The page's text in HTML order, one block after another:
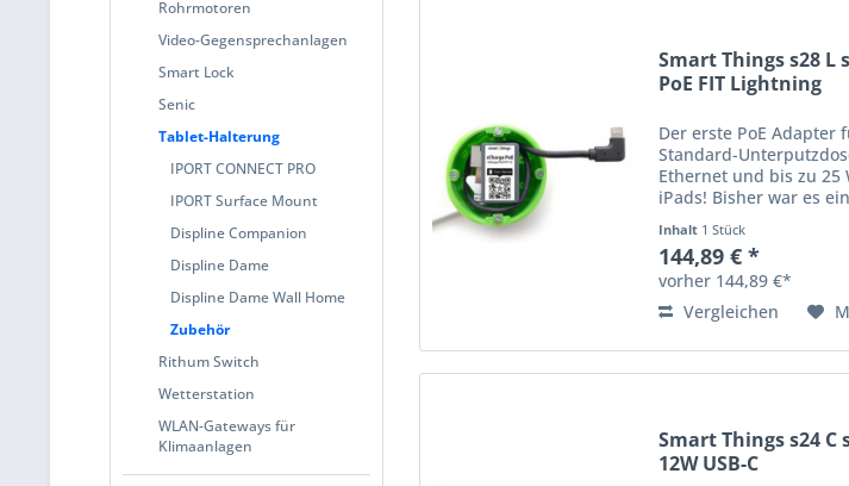
Rohrmotoren
Video-Gegensprechanlagen
Smart Lock
Senic
Tablet-Halterung
IPORT CONNECT PRO
IPORT Surface Mount
Displine Companion
Displine Dame
Displine Dame Wall Home
Zubehör
Rithum Switch
Wetterstation
WLAN-Gateways für
Klimaanlagen
Smart Things s28 L
PoE FIT Lightning
Der erste PoE Adapter
Standard-
Ethernet und bis zu 25
iPads! Bisher war es ein
Adapter/Splitter
normale Unterputzdose.
Adapter nach
plus)...
Inhalt 1 Stück
144,89 € *
vorher 144,89 €*
Vergleichen
Smart Things s24 C
12W USB-C